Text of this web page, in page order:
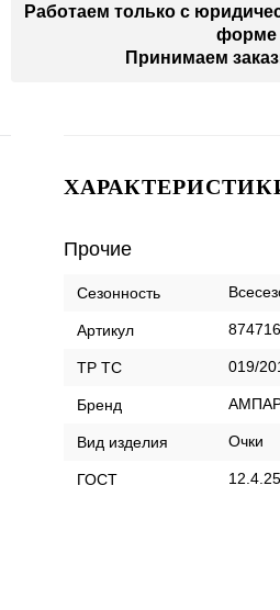
Работаем только с
форме
Принимаем
Прочие
Сезонность
Артикул
ТР ТС 019/
Бренд
Вид изделия Очки
ГОСТ